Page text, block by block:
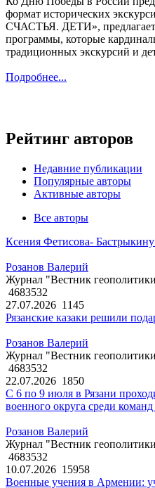
формат исторических
СЧАСТЬЯ. ДЕТИ»,
программы, которые
традиционных экскурсий и
Подробнее...
Рейтинг авторов
Недавние публикации
Популярные авторы
Активные авторы
Все авторы
Ксения Фетисова-
Розанов Валерий
Журнал "Вестник
4683532
27.07.2026 1145
Рязанские казаки решили
Розанов Валерий
Журнал "Вестник
4683532
22.07.2026 1850
С 6 по 9 июля в Рязани
военного округа среди
Розанов Валерий
Журнал "Вестник
4683532
10.07.2026 15958
Военные учения в Армении: